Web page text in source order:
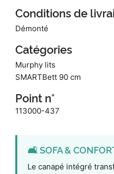
Conditions de
Démonté
Catégories
Murphy lits
SMARTBett 90 cm
Point n°
113000-437
🛋️ SOFA &
Le canapé intégré